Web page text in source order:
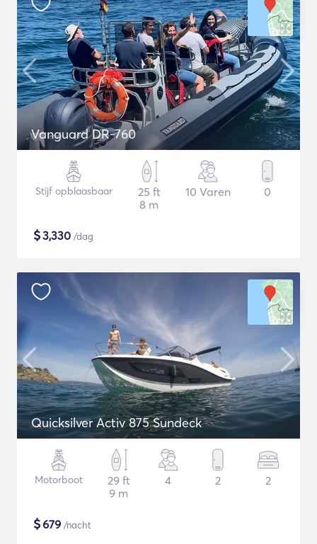
Vanguard DR-760
Stijf opblaasbaar
25 ft
8 m
10 Varen 0
$3,330 /dag
Quicksilver Activ 875 Sundeck
Motorboot
29 ft
9 m
4 2 2
$679 /nacht